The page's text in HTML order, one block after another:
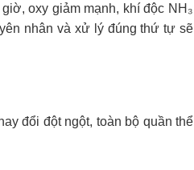
oxy giảm mạnh, khí độc NH₃
nhân và xử lý đúng thứ tự sẽ
đổi đột ngột, toàn bộ quần thể